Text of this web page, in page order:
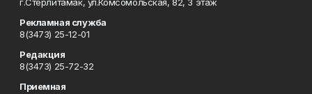
Рекламная служба
8(3473) 25-12-01
Редакция
8(3473) 25-72-32
Приемная